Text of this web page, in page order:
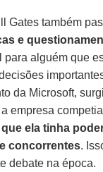
Gates também
e
alguém que
da Microsoft,
empresa
ela tinha
concorrentes.
debate na época.